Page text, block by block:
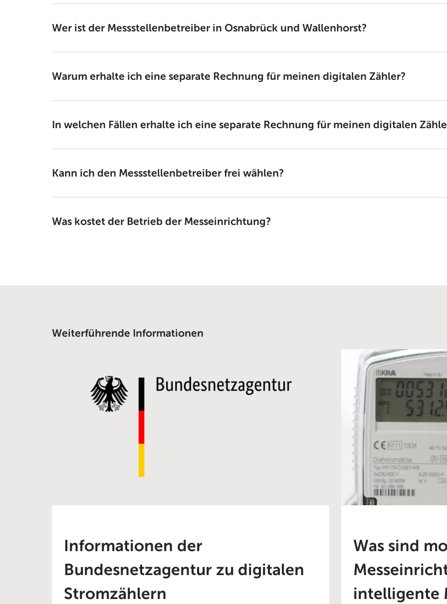
Wer ist der Messstellenbetreiber in Osnabrück und Wallenhorst?
Warum erhalte ich eine separate Rechnung für meinen digitalen Zähler?
In welchen Fällen erhalte ich eine separate Rechnung für meinen digitalen
Kann ich den Messstellenbetreiber frei wählen?
Was kostet der Betrieb der Messeinrichtung?
Weiterführende Informationen
Informationen der
Bundesnetzagentur zu digitalen
Stromzählern
Was sind
intelligente